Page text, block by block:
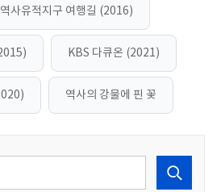
사유적지구 여행길 (2016)
KBS 다큐온 (2021)
역사의 강물에 핀 꽃